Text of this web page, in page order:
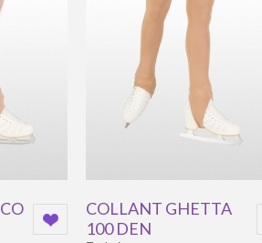
COLLANT GHETTA
100 DEN